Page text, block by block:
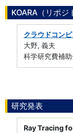
KOARA（リポ
クラウドコン
大野, 義夫
科学研究費補
研究発表
Ray Tracing